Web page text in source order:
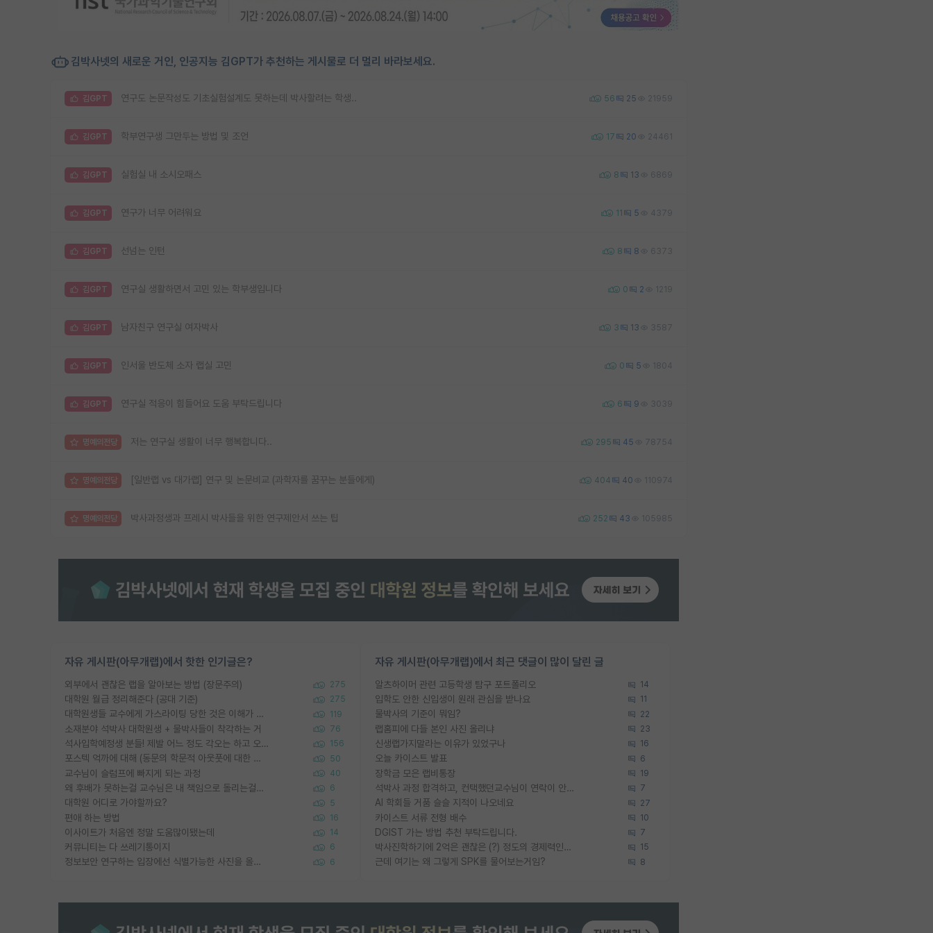
김박사넷의 새로운 거인, 인공지능 김GPT가 추천하는 게시물로 더 멀리 바라보세요.
김GPT 연구도 논문작성도 기초실험설계도 못하는데 박사할려는 학생.. 56 25 21959
김GPT 학부연구생 그만두는 방법 및 조언 17 20 24461
김GPT 실험실 내 소시오패스 8 13 6869
김GPT 연구가 너무 어려워요 11 5 4379
김GPT 선넘는 인턴 8 8 6373
김GPT 연구실 생활하면서 고민 있는 학부생입니다 0 2 1219
김GPT 남자친구 연구실 여자박사 3 13 3587
김GPT 인서울 반도체 소자 랩실 고민 0 5 1804
김GPT 연구실 적응이 힘들어요 도움 부탁드립니다 6 9 3039
명예의전당 저는 연구실 생활이 너무 행복합니다.. 295 45 78754
명예의전당 [일반랩 vs 대가랩] 연구 및 논문비교 (과학자를 꿈꾸는 분들에게) 404 40 110974
명예의전당 박사과정생과 프레시 박사들을 위한 연구제안서 쓰는 팁 252 43 105985
자유 게시판(아무개랩)에서 핫한 인기글은?
외부에서 괜찮은 랩을 알아보는 방법 (장문주의) 275
대학원 월급 정리해준다 (공대 기준) 275
대학원생들 교수에게 가스라이팅 당한 것은 이해가 갑니다. 안타깝네요. 119
소재분야 석박사 대학원생 + 물박사들이 착각하는 거 76
석사입학예정생 분들! 제발 어느 정도 각오는 하고 오세요. 156
포스텍 억까에 대해 (동문의 학문적 아웃풋에 대한 반박) 50
교수님이 슬럼프에 빠지게 되는 과정 40
왜 후배가 못하는걸 교수님은 내 책임으로 돌리는걸까요? 6
대학원 어디로 가야할까요? 5
편애 하는 방법 16
이사이트가 처음엔 정말 도움많이됐는데 14
커뮤니티는 다 쓰레기통이지 6
정보보안 연구하는 입장에선 식별가능한 사진을 올리는건 비추이긴함 6
자유 게시판(아무개랩)에서 최근 댓글이 많이 달린 글
알츠하이머 관련 고등학생 탐구 포트폴리오 14
입학도 안한 신입생이 원래 관심을 받나요 11
물박사의 기준이 뭐임? 22
랩홈피에 다들 본인 사진 올리냐 23
신생랩가지말라는 이유가 있었구나 16
오늘 카이스트 발표 6
장학금 모은 랩비통장 19
석박사 과정 합격하고, 컨택했던교수님이 연락이 안됩니다... 7
AI 학회들 거품 슬슬 지적이 나오네요 27
카이스트 서류 전형 배수 10
DGIST 가는 방법 추천 부탁드립니다. 7
박사진학하기에 2억은 괜찮은 (?) 정도의 경제력인가요 15
근데 여기는 왜 그렇게 SPK를 물어보는거임? 8